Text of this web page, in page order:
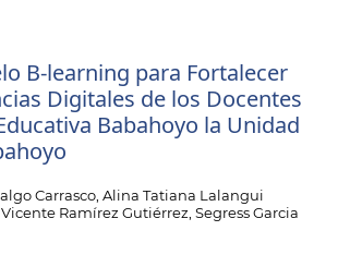
B-learning para Fortalecer
Digitales de los Docentes
Babahoyo la Unidad
Carrasco, Alina Tatiana Lalangui
Ramírez Gutiérrez, Segress Garcia